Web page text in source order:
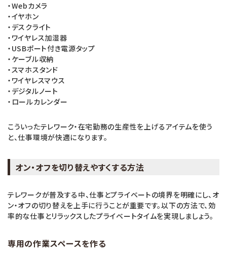
・Webカメラ
・イヤホン
・デスクライト
・ワイヤレス加湿器
・USBポート付き電源タップ
・ケーブル収納
・スマホスタンド
・ワイヤレスマウス
・デジタルノート
・ロールカレンダー
こういったテレワーク・在宅勤務の生産性を上げるアイテムを使う
と、仕事環境が快適になります。
オン・オフを切り替えやすくする方法
テレワークが普及する中、仕事とプライベートの境界を明確にし、オ
ン・オフの切り替えを上手に行うことが重要です。以下の方法で、効
率的な仕事とリラックスしたプライベートタイムを実現しましょう。
専用の作業スペースを作る